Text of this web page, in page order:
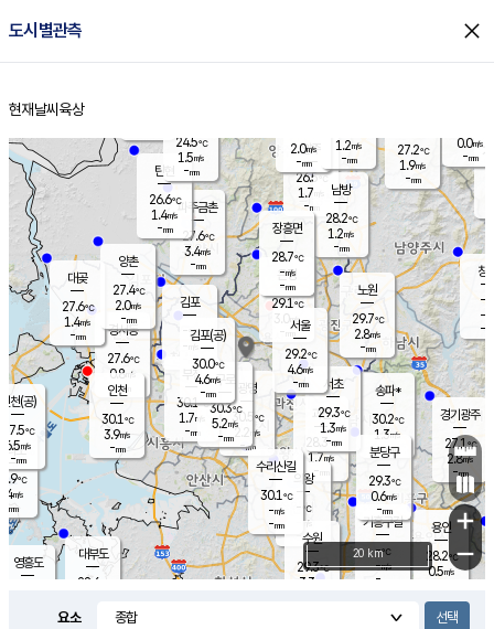
도시별관측 close
홈
현재날씨 육상
의도
℃
m/s
mm
영흥도
양주
26.5℃
1.7
-mm
과천
28.3℃
1.7m/s
- mm
용인
28.2℃
0.5m/s
경기광주
27.1℃
2.8m/s
-mm
대부도
28.6
경서동
27.6℃
0.8 m/s
-mm
파주금촌
27.6℃
3.4m/s
-mm
27.2℃
1.9m/s
-mm
대곶
27.6℃
1.4m/s
-mm
창
-
-m/
-
탄현
26.6℃
1.4m/s
-mm
0.0m/s
-mm
의왕
- ℃
m/s
mm
김포
- ℃
-m/s
mm
광명
30.5 ℃
2.2 m/s
-mm
부천
30.1℃
1.7m/s
-mm
양촌
27.4℃
2.0m/s
-mm
구로
30.3℃
5.2m/s
-mm
은평
29.1℃
3.0 m/s
- mm
노원
29.7℃
2.8m/s
-mm
송파*
30.2℃
1.3m/s
-mm
서초
29.3℃
1.3m/s
-mm
남방
28.2℃
1.2m/s
-mm
기흥구갈
-℃
-m/s
-
수리산길
30.1℃
-m/s
-mm
분당구
29.3℃
0.6m/s
-mm
장흥면
28.7℃
-m/s
-mm
2.0m/s
-mm
인천(공)
27.5℃
6.5m/s
-mm
김포(공)
30.0℃
4.6m/s
-mm
수원
29.3℃
3.3 m/s
인천
30.1℃
3.9m/s
-mm
서울
29.2℃
4.6m/s
-mm
24.5℃
1.5m/s
-mm
1.2m/s
-mm
+
−
20 km
요소